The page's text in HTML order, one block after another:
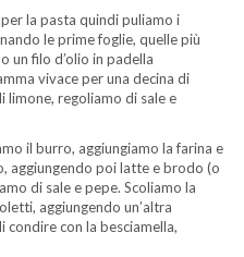
la pasta quindi puliamo i
le prime foglie, quelle più
un filo d’olio in padella
vivace per una decina di
limone, regoliamo di sale e
il burro, aggiungiamo la farina e
aggiungendo poi latte e brodo (o
di sale e pepe. Scoliamo la
aggiungendo un’altra
condire con la besciamella,